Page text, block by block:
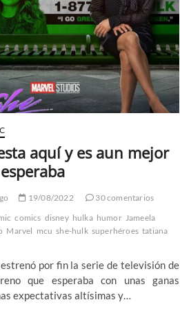
aquí y es aun mejor
19/08/2022
30 comentarios
comics disney hulka humor Jameela
Marvel mcu she-hulk superhéroes tatiana
por fin la serie de televisión de
que esperaba con unas ganas
expectativas altísimas y…